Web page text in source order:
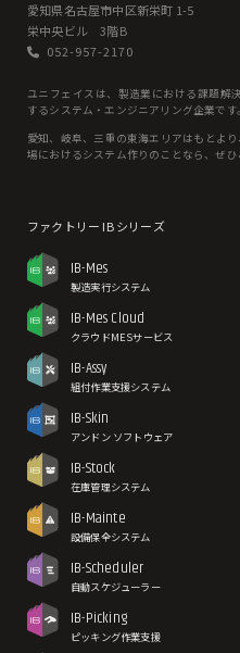
愛知県名古屋市中区新栄町 1-5
栄中央ビル 3階B
052-957-2170
ユニフェイスは、製造業における課題解
するシステム・エンジニアリング企業です。
愛知、岐⾩、三重の東海エリアはもとよ
場におけるシステム作りのことなら、ぜひ
IB-Mes
製造実行システム
IB-Mes Cloud
クラウドMESサービス
IB-Assy
組付作業支援システム
IB-Skin
アンドン ソフトウェア
IB-Stock
在庫管理システム
IB-Mainte
設備保全システム
IB-Scheduler
自動スケジューラー
IB-Picking
ピッキング作業支援